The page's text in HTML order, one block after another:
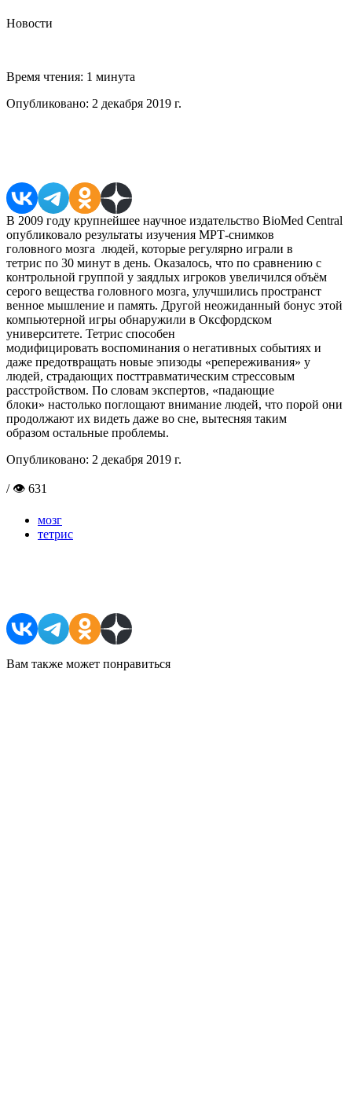
Новости
Время чтения: 1 минута
Опубликовано: 2 декабря 2019 г.
В 2009 году крупнейшее научное издательство BioMed Central
опубликовало результаты изучения МРТ-снимков
головного мозга людей, которые регулярно играли в
тетрис по 30 минут в день. Оказалось, что по сравнению с
контрольной группой у заядлых игроков увеличился объём
серого вещества головного мозга, улучшились пространст
венное мышление и память. Другой неожиданный бонус этой
компьютерной игры обнаружили в Оксфордском
университете. Тетрис способен
модифицировать воспоминания о негативных событиях и
даже предотвращать новые эпизоды «репереживания» у
людей, страдающих посттравматическим стрессовым
расстройством. По словам экспертов, «падающие
блоки» настолько поглощают внимание людей, что порой они
продолжают их видеть даже во сне, вытесняя таким
образом остальные проблемы.
Опубликовано: 2 декабря 2019 г.
/ 👁 631
мозг
тетрис
Вам также может понравиться